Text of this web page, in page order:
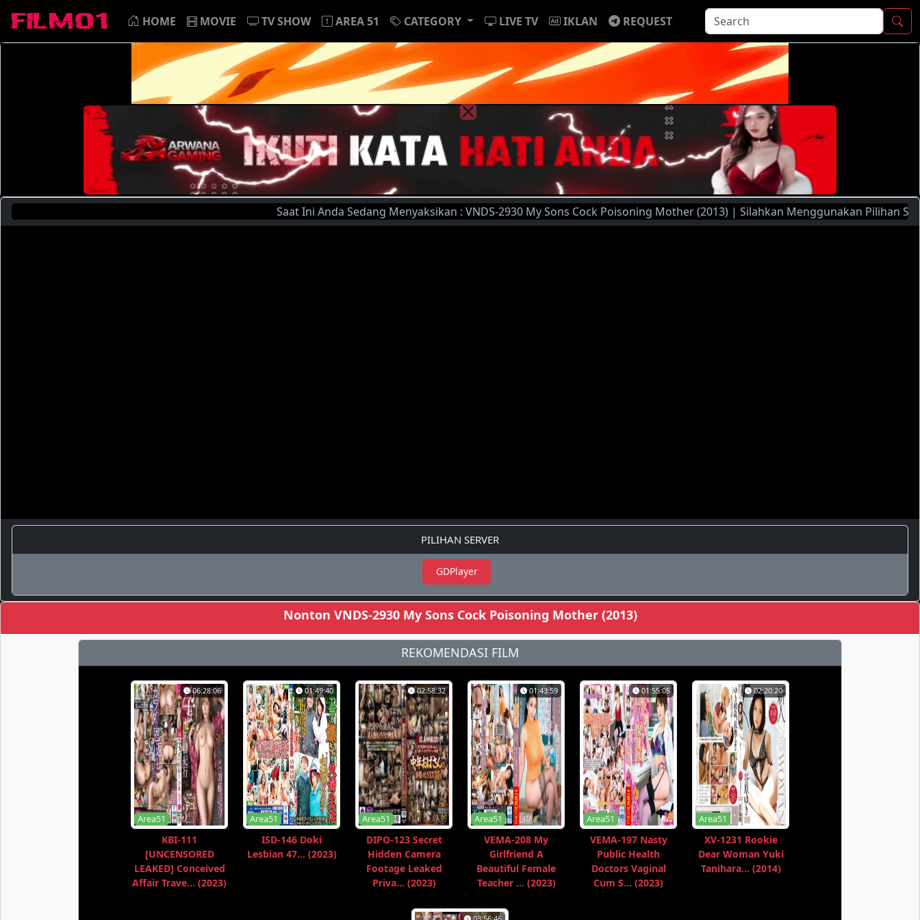
HOME MOVIE TV SHOW AREA 51 CATEGORY LIVE TV IKLAN REQUEST
Saat Ini Anda Sedang Menyaksikan : VNDS-2930 My Sons Cock Poisoning Mother (2013) | Silahkan Menggunakan Pilihan Server
PILIHAN SERVER
GDPlayer
Nonton VNDS-2930 My Sons Cock Poisoning Mother (2013)
REKOMENDASI FILM
06:28:06
Area51
KBI-111
[UNCENSORED
LEAKED] Conceived
Affair Trave... (2023)
01:49:40
Area51
ISD-146 Doki
Lesbian 47... (2023)
02:58:32
Area51
DIPO-123 Secret
Hidden Camera
Footage Leaked
Priva... (2023)
01:43:59
Area51
VEMA-208 My
Girlfriend A
Beautiful Female
Teacher ... (2023)
01:55:05
Area51
VEMA-197 Nasty
Public Health
Doctors Vaginal
Cum S... (2023)
02:20:20
Area51
XV-1231 Rookie
Dear Woman Yuki
Tanihara... (2014)